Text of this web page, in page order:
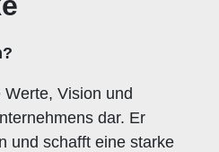
Vision und
dar. Er
und schafft eine starke